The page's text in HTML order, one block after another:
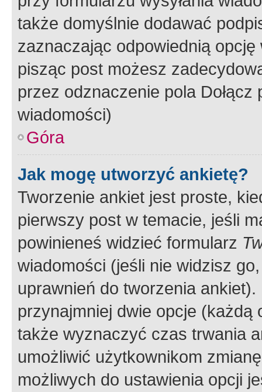
także domyślnie dodawać
zaznaczając odpowiednią
pisząc post możesz
przez odznaczenie pola
wiadomości)
Góra
Jak mogę utworzyć ankietę?
Tworzenie ankiet jest proste,
pierwszy post w temacie, jeśli
powinieneś widzieć formularz
wiadomości (jeśli nie widzisz
uprawnień do tworzenia
przynajmniej dwie opcje
także wyznaczyć czas trwania
umożliwić użytkownikom
możliwych do ustawienia opcji